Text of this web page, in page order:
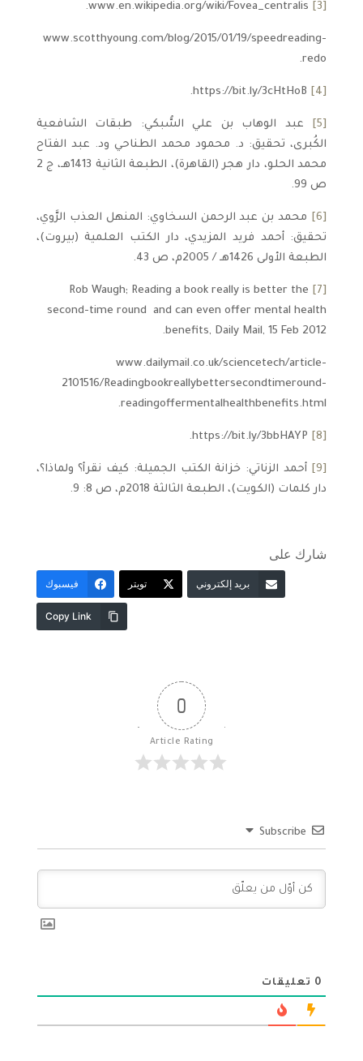
[3]
www.en.wikipedia.org/wiki/Fovea_centralis.
www.scotthyoung.com/blog/2015/01/19/speed­reading­
redo.
[4]
https://bit.ly/3cHtHoB.
[5]
عبد الوهاب بن علي السُّبكي: طبقات الشافعية
الكُبرى، تحقيق: د. محمود محمد الطناحي ود. عبد الفتاح
محمد الحلو، دار هجر (القاهرة)، الطبعة الثانية 1413هـ، ج 2
ص 99.
[6]
محمد بن عبد الرحمن السخاوي: المنهل العذب الرَّوي،
تحقيق: أحمد فريد المزيدي، دار الكتب العلمية (بيروت)،
الطبعة الأولى 1426هـ / 2005م، ص 43.
[7]
Rob Waugh; Reading a book really is better the
second-time round ­ and can even offer mental health
benefits, Daily Mail, 15 Feb 2012.
www.dailymail.co.uk/sciencetech/article­
2101516/Reading­book­really­better­second­time­round­­
reading­offer­mental­health­benefits.html.
[8]
https://bit.ly/3bbHAYP.
[9]
أحمد الزناتي: خزانة الكتب الجميلة: كيف نقرأ؟ ولماذا؟،
دار كلمات (الكويت)، الطبعة الثالثة 2018م، ص 8: 9.
شارك على
فيسبوك تويتر بريد إلكتروني
Copy Link
0
Article Rating
Subscribe
0 تعليقات